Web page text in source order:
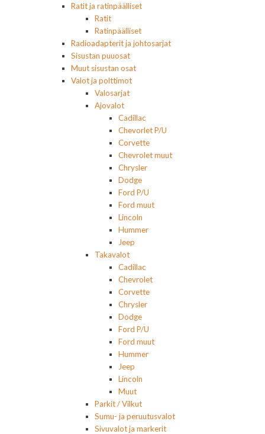
Ratit ja ratinpäälliset
Ratit
Ratinpäälliset
Radioadapterit ja johtosarjat
Sisustan puuosat
Muut sisustan osat
Valot ja polttimot
Valosarjat
Ajovalot
Cadillac
Chevorlet P/U
Corvette
Chevrolet muut
Chrysler
Dodge
Ford P/U
Ford muut
Lincoln
Hummer
Jeep
Takavalot
Cadillac
Chevrolet
Corvette
Chrysler
Dodge
Ford P/U
Ford muut
Hummer
Jeep
Lincoln
Muut
Parkit / Vilkut
Sumu- ja peruutusvalot
Sivuvalot ja markerit